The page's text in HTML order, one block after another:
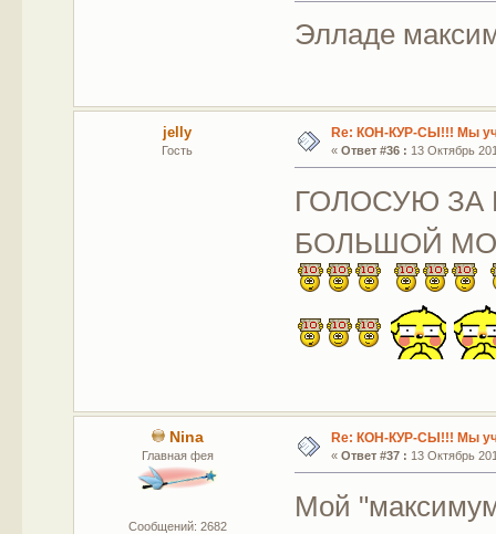
Элладе
jelly
Гость
Re: КОН-КУР-СЫ!!! Мы
« Ответ #36 : 13 Октябрь
ГОЛОСУЮ ЗА
БОЛЬШОЙ
Nina
Главная фея
Сообщений: 2682
Re: КОН-КУР-СЫ!!! Мы
« Ответ #37 : 13 Октябрь
Мой